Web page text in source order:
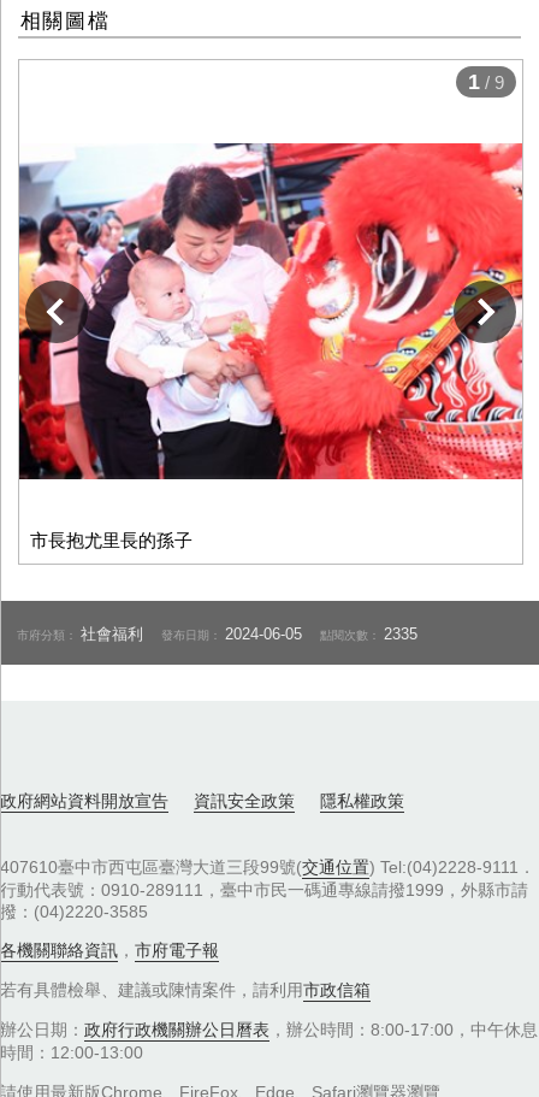
相關圖檔
市長抱尤里長的孫子
下一張
1 / 9
市府分類：社會福利 發布日期：2024-06-05 點閱次數：2335
政府網站資料開放宣告 資訊安全政策 隱私權政策
407610臺中市西屯區臺灣大道三段99號(交通位置) Tel:(04)2228-9111．
行動代表號：0910-289111，臺中市民一碼通專線請撥1999，外縣市請
撥：(04)2220-3585
各機關聯絡資訊 ， 市府電子報
若有具體檢舉、建議或陳情案件，請利用市政信箱
辦公日期： 政府行政機關辦公日曆表 ，辦公時間：8:00-17:00，中午休息
時間：12:00-13:00
請使用最新版Chrome、FireFox、Edge、Safari瀏覽器瀏覽